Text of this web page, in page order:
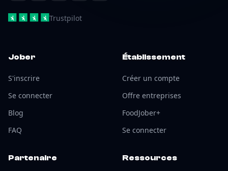
Trustpilot
Jober
S'inscrire
Se connecter
Blog
FAQ
Établissement
Créer un compte
Offre entreprises
FoodJober+
Se connecter
Partenaire Ressources